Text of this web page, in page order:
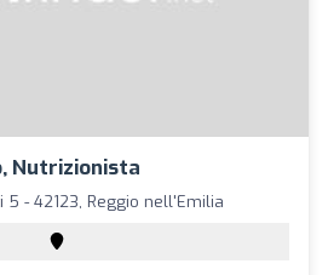
Nutrizionista
5 - 42123, Reggio nell'Emilia